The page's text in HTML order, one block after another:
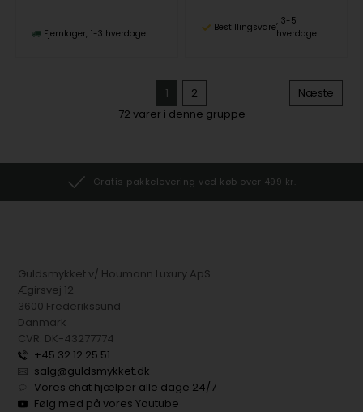
Fjernlager 1-3 hverdage
Bestillingsvare
3-5
hverdage
1 2
Næste
72 varer i denne gruppe
Gratis pakkelevering ved køb over 499 kr.
Guldsmykket v/ Houmann Luxury ApS
Ægirsvej 12
3600 Frederikssund
Danmark
CVR: DK-43277774
+45 32 12 25 51
salg@guldsmykket.dk
Vores chat hjælper alle dage 24/7
Følg med på vores Youtube